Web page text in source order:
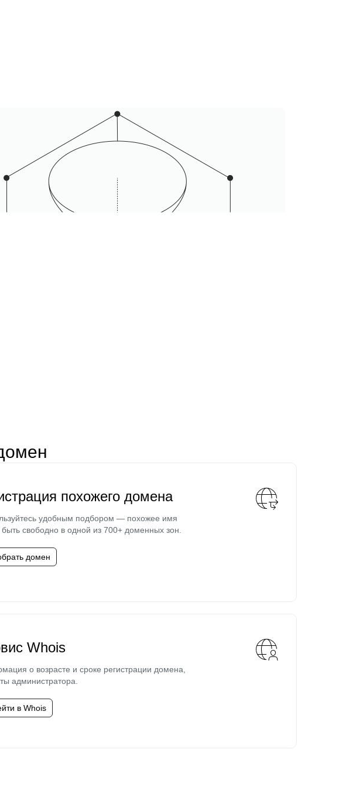
похожего домена
удобным подбором — похожее имя
свободно в одной из 700+ доменных зон.
домен
Whois
о возрасте и сроке регистрации домена,
администратора.
в Whois